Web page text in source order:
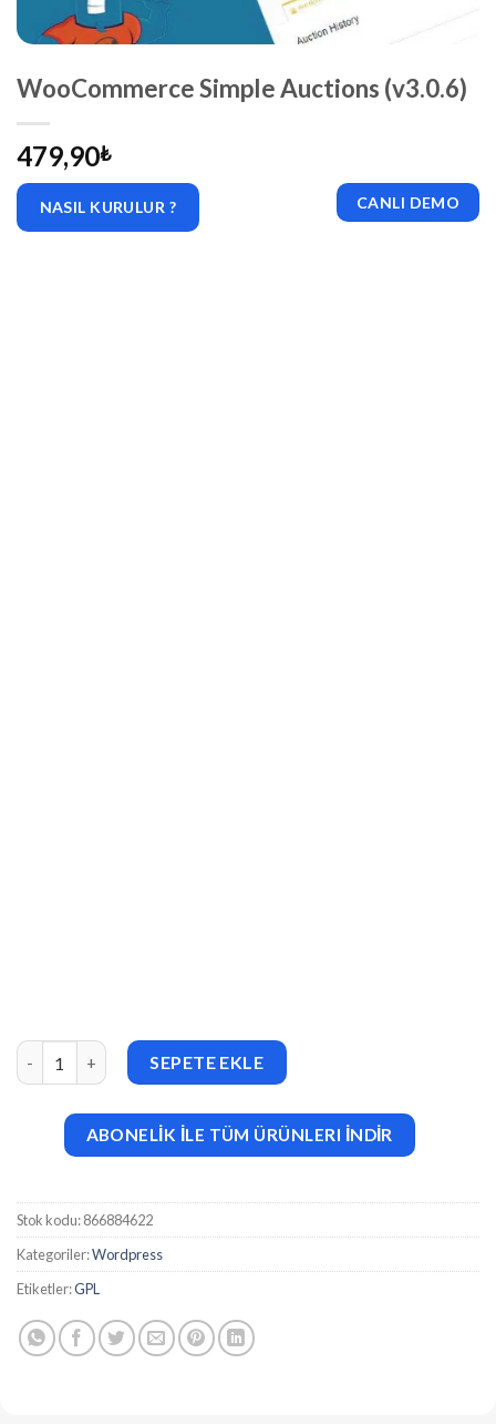
WooCommerce Simple Auctions (v3.0.6)
479,90₺
NASIL KURULUR ? CANLI DEMO
WooCommerce Simple Auctions (v3.0.6) adet
SEPETE EKLE
ABONELİK İLE TÜM ÜRÜNLERI İNDİR
Stok kodu:866884622
Kategoriler:Wordpress
Etiketler:GPL